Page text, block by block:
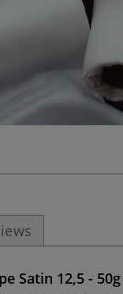
Satin 12,5 -